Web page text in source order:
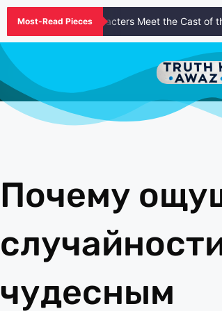
Most-Read Pieces
Drones Characters Meet the Cast of the
Почему
чудесным